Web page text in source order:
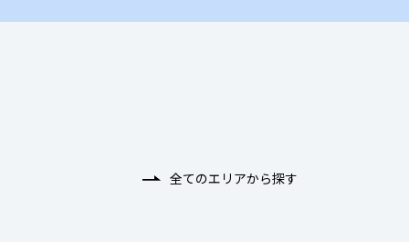
全てのエリアから探す